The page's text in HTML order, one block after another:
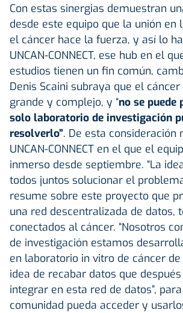
Con estas sinergias demuestran
desde este equipo que la unión en
el cáncer hace la fuerza, y así lo
UNCAN-CONNECT, ese hub en el
estudios tienen un fin común,
Denis Scaini subraya que el
grande y complejo, y “no se puede
solo laboratorio de investigación
resolverlo”. De esta consideración
UNCAN-CONNECT en el que el
inmerso desde septiembre. “La
todos juntos solucionar el
resume sobre este proyecto que
una red descentralizada de datos,
conectados al cáncer. “Nosotros
de investigación estamos
en laboratorio in vitro de cáncer
idea de recabar datos que
integrar en esta red de datos”,
comunidad pueda acceder y